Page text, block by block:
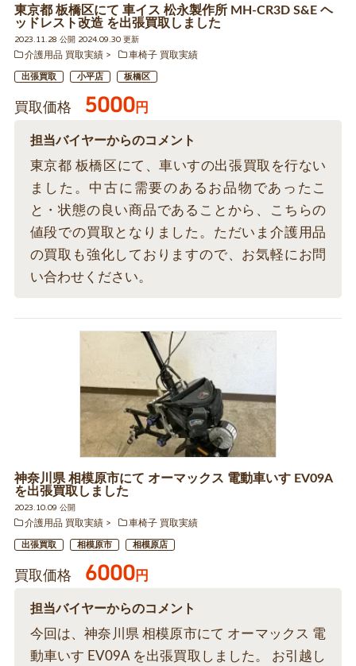
東京都 板橋区にて 車イス 松永製作所 MH-CR3D S&E ヘ
ッドレスト改造 を出張買取しました
2023.11.28 公開 2024.09.30 更新
介護用品 買取実績
車椅子 買取実績
出張買取 小平店 板橋区
買取価格 5000円
担当バイヤーからのコメント
東京都 板橋区にて、車いすの出張買取を行ない
ました。中古に需要のあるお品物であったこ
と・状態の良い商品であることから、こちらの
値段での買取となりました。ただいま介護用品
の買取も強化しておりますので、お気軽にお問
い合わせください。
神奈川県 相模原市にて オーマックス 電動車いす EV09A
を出張買取しました
2023.10.09 公開
介護用品 買取実績
車椅子 買取実績
出張買取 相模原市 相模原店
買取価格 6000円
担当バイヤーからのコメント
今回は、神奈川県 相模原市にて オーマックス 電
動車いす EV09A を出張買取しました。 お引越し